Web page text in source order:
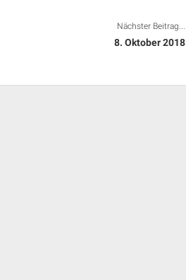
Nächster Beitrag...
8. Oktober 2018